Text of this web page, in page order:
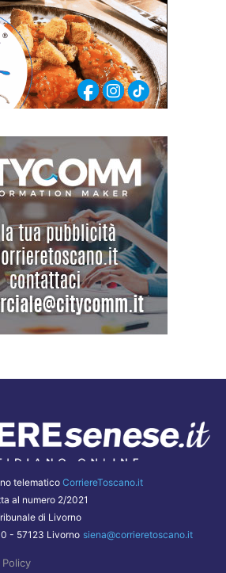
telematico CorriereToscano.it
al numero 2/2021
di Livorno
- 57123 Livorno siena@corrieretoscano.it
Policy